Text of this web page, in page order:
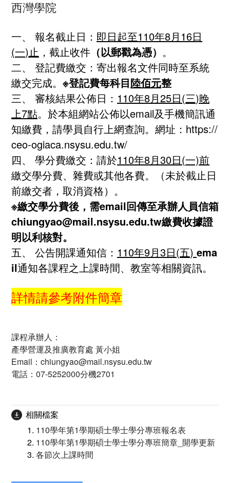
西灣學院
一、 報名截止日： 即日起至110年8月16日
(一) 止 ，截止收件 （以郵戳為憑） 。
二、 登記費繳交：寄出報名文件同時至系統
繳交完成。 ※登記費每科目陸佰元整
三、 審核結果公佈日： 110年8月25日(三)晚
上7點。於本組網站公佈以email及手機簡訊通
知繳費，請學員自行上網查詢。網址：https://
ceo-ogiaca.nsysu.edu.tw/
四、 學分費繳交：請於110年8月30日(一)前
繳交學分費、雜費或其他各費。（未於截止日
前繳交者，取消資格）。
※繳交學分費後，需email回傳至承辦人員信箱
chiungyao@mail.nsysu.edu.tw繳費收據證
明以利核對。
五、 公告開課通知信： 110年9月3日(五) ema
il通知各課程之上課時間、教室等相關資訊。
詳情請參考附件簡章
課程承辦人：
產學營運及推廣教育處 黃小姐
Email：chiungyao@mail.nsysu.edu.tw
電話：07-5252000分機2701
相關檔案
110學年第1學期碩士學士學分專班報名表
110學年第1學期碩士學士學分專班簡章_開學更新
各節次上課時間